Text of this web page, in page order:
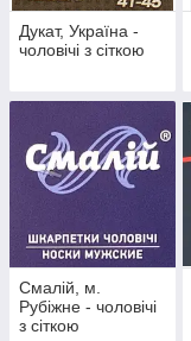
Дукат, Україна -
чоловічі з сіткою
Смалій, м.
Рубіжне - чоловічі
з сіткою